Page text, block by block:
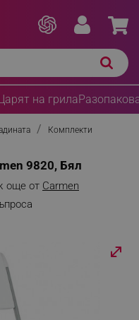
на грила
Комплекти
9820, Бял
още от Carmen